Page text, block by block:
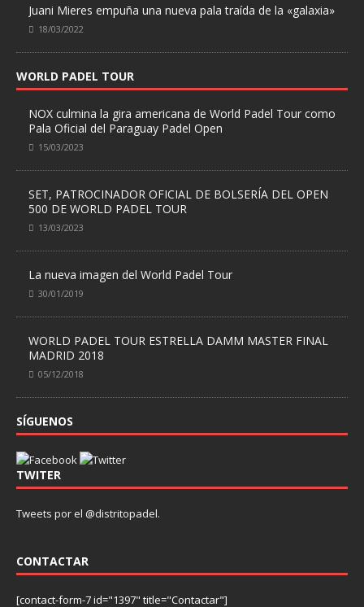
Juani Mieres empuña una nueva pala traída de la «galaxia»
18/03/2022
WORLD PADEL TOUR
NOX culmina la gira americana de World Padel Tour como
Pala Oficial del Paraguay Padel Open
15/03/2023
SET, PATROCINADOR OFICIAL DE BOLSERÍA DEL OPEN
500 DE WORLD PADEL TOUR
13/03/2023
La nueva imagen del World Padel Tour
30/01/2019
WORLD PADEL TOUR ESTRELLA DAMM MASTER FINAL
MADRID 2018
05/12/2018
SÍGUENOS
TWITER
Tweets por el @distritopadel.
CONTACTAR
[contact-form-7 id="1397" title="Contactar"]